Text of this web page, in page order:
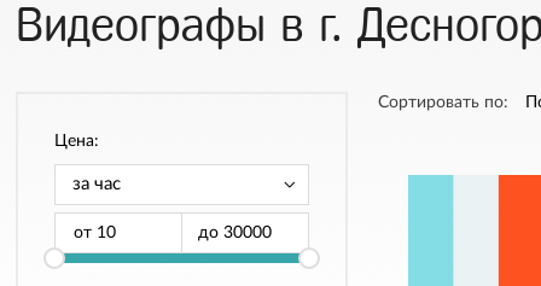
Видеографы в г.
Цена:
от до
Сортировать по: